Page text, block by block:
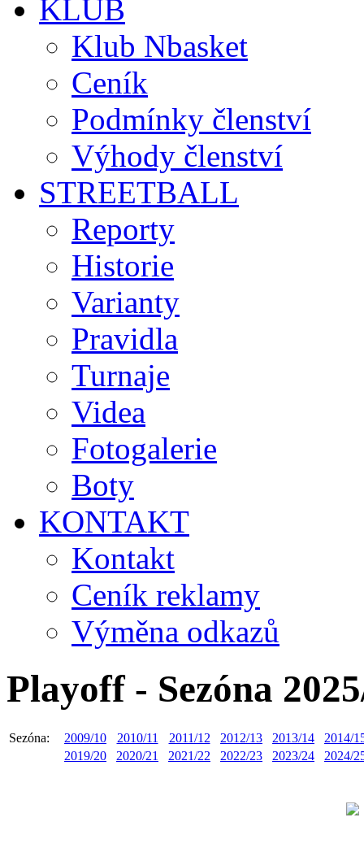
KLUB
Klub Nbasket
Ceník
Podmínky členství
Výhody členství
STREETBALL
Reporty
Historie
Varianty
Pravidla
Turnaje
Videa
Fotogalerie
Boty
KONTAKT
Kontakt
Ceník reklamy
Výměna odkazů
Playoff - Sezóna
Sezóna: 2009/10 2010/11 2011/12 2012/13 2013/14
2014/
2019/20
2020/21 2021/22 2022/23 2023/24 2024/